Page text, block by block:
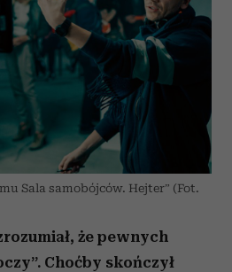
Sala samobójców. Hejter” (Fot.
że pewnych
Choćby skończył